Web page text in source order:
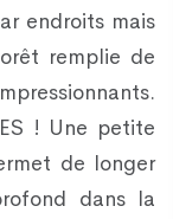
endroits mais
remplie de
! Une petite
de longer
dans la